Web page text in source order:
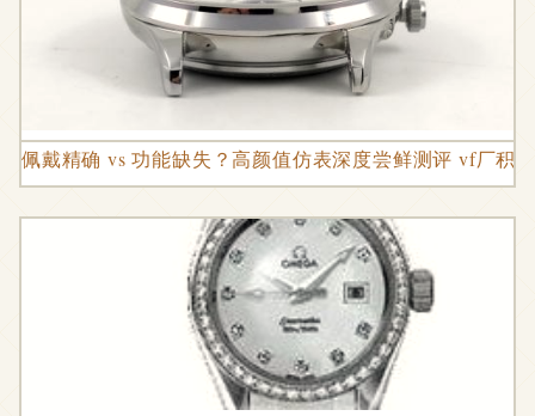
佩戴精确 vs 功能缺失？高颜值仿表深度尝鲜测评 vf厂积